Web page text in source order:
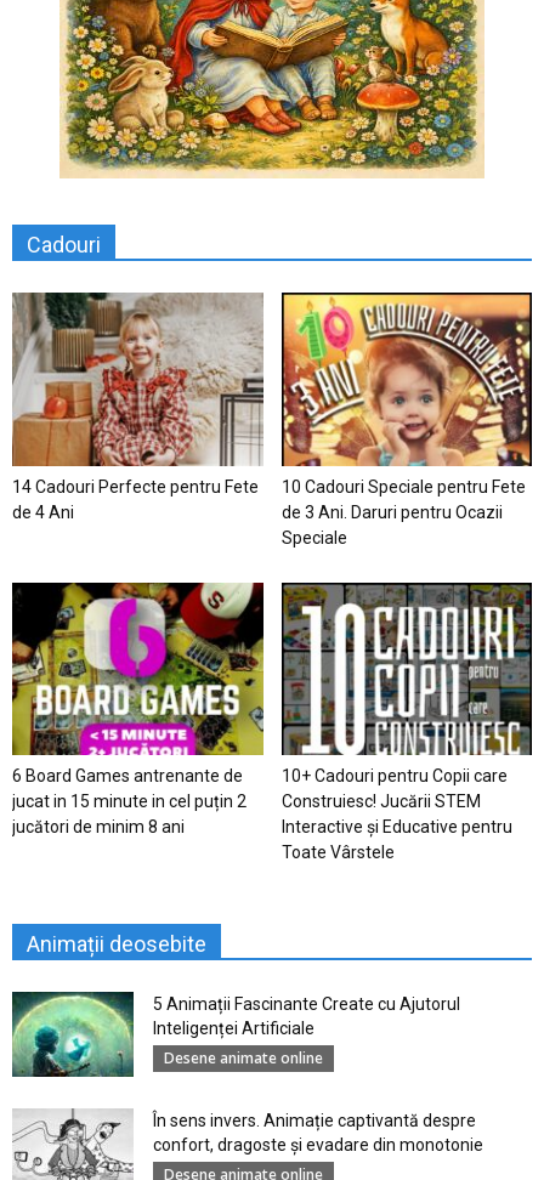
Cadouri
14 Cadouri Perfecte pentru Fete
de 4 Ani
10 Cadouri Speciale pentru Fete
de 3 Ani. Daruri pentru Ocazii
Speciale
6 Board Games antrenante de
jucat in 15 minute in cel puțin 2
jucători de minim 8 ani
10+ Cadouri pentru Copii care
Construiesc! Jucării STEM
Interactive și Educative pentru
Toate Vârstele
Animații deosebite
5 Animații Fascinante Create cu Ajutorul
Inteligenței Artificiale
Desene animate online
În sens invers. Animație captivantă despre
confort, dragoste și evadare din monotonie
Desene animate online